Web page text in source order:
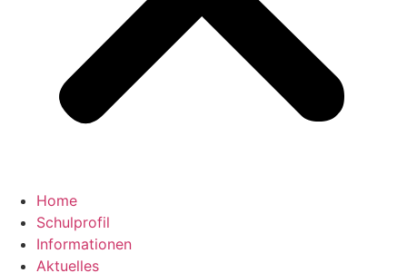
Home
Schulprofil
Informationen
Aktuelles